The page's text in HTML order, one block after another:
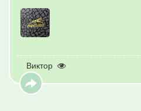
Виктор